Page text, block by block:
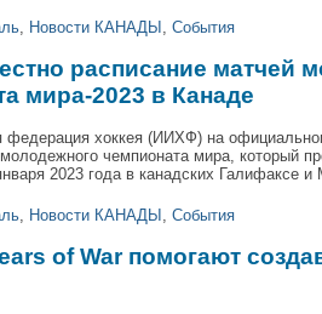
Новости КАНАДЫ События
расписание матчей
мира-2023 в Канаде
федерация хоккея (ИИХФ) на
чемпионата мира, который
2023 года в канадских Галифаксе и
Новости КАНАДЫ События
of War помогают